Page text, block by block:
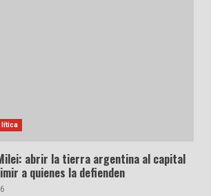
abrir la tierra argentina al capital
a quienes la defienden